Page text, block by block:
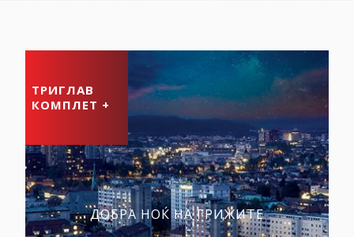
ТРИГЛАВ
КОМПЛЕТ +
ДОБРА НОЌ НА ГРИЖИТЕ